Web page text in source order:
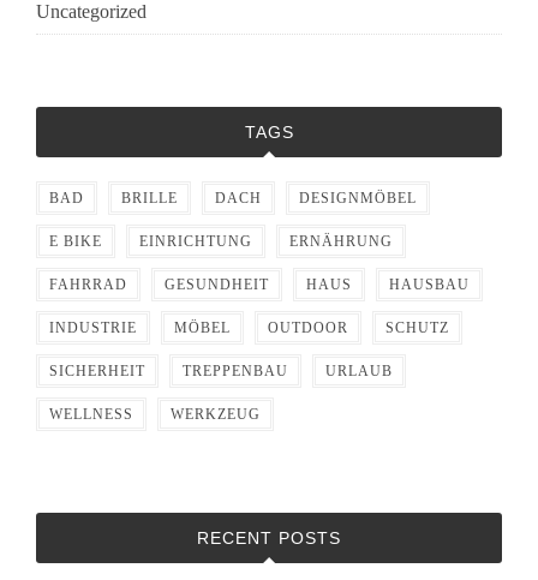
Uncategorized
TAGS
BAD BRILLE DACH DESIGNMÖBEL
E BIKE EINRICHTUNG ERNÄHRUNG
FAHRRAD GESUNDHEIT HAUS HAUSBAU
INDUSTRIE MÖBEL OUTDOOR SCHUTZ
SICHERHEIT TREPPENBAU URLAUB
WELLNESS WERKZEUG
RECENT POSTS